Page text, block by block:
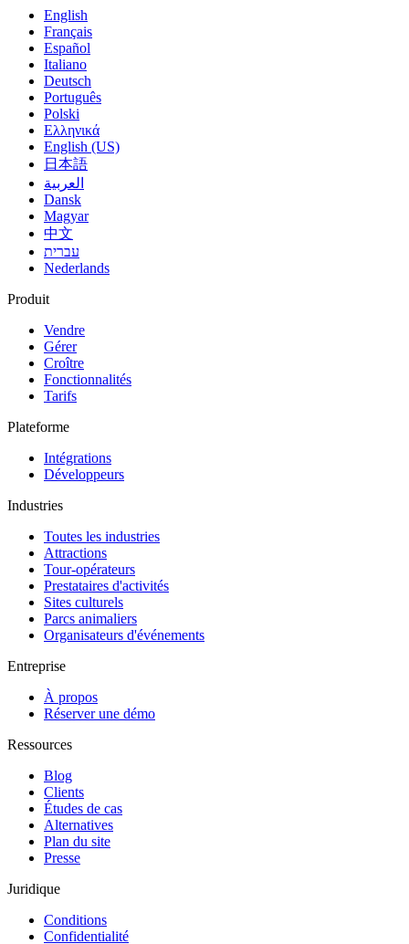
English
Français
Español
Italiano
Deutsch
Português
Polski
Ελληνικά
English (US)
日本語
العربية
Dansk
Magyar
中文
עברית
Nederlands
Produit
Vendre
Gérer
Croître
Fonctionnalités
Tarifs
Plateforme
Intégrations
Développeurs
Industries
Toutes les industries
Attractions
Tour-opérateurs
Prestataires d'activités
Sites culturels
Parcs animaliers
Organisateurs d'événements
Entreprise
À propos
Réserver une démo
Ressources
Blog
Clients
Études de cas
Alternatives
Plan du site
Presse
Juridique
Conditions
Confidentialité